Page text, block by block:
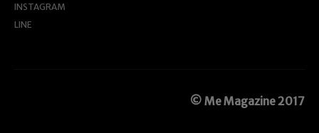
INSTAGRAM
LINE
© Me Magazine 2017